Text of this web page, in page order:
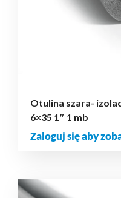
Otulina szara-
6×35 1″ 1 mb
Zaloguj się aby